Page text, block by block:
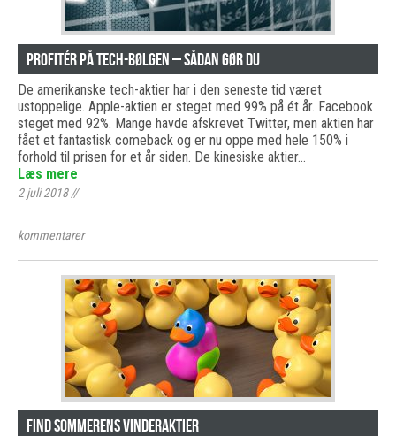
Profitér på tech-bølgen – sådan gør du
De amerikanske tech-aktier har i den seneste tid været
ustoppelige. Apple-aktien er steget med 99% på ét år. Facebook
steget med 92%. Mange havde afskrevet Twitter, men aktien har
fået et fantastisk comeback og er nu oppe med hele 150% i
forhold til prisen for et år siden. De kinesiske aktier…
Læs mere
2 juli 2018//
kommentarer
Find sommerens vinderaktier